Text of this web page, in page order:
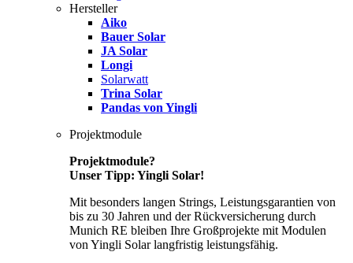
Hersteller
Aiko
Bauer Solar
JA Solar
Longi
Solarwatt
Trina Solar
Pandas von Yingli
Projektmodule
Projektmodule?
Unser Tipp: Yingli Solar!
Mit besonders langen Strings, Leistungsgarantien von
bis zu 30 Jahren und der Rückversicherung durch
Munich RE bleiben Ihre Großprojekte mit Modulen
von Yingli Solar langfristig leistungsfähig.